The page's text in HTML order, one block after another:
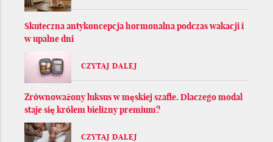
Skuteczna antykoncepcja hormonalna podczas wakacji i
w upalne dni
CZYTAJ DALEJ
Zrównoważony luksus w męskiej szafie. Dlaczego modal
staje się królem bielizny premium?
CZYTAJ DALEJ